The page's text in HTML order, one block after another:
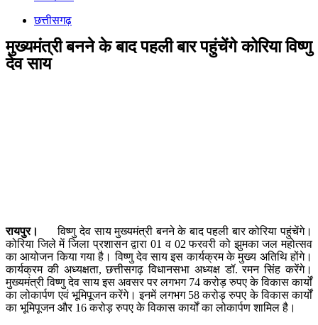
छत्तीसगढ़
मुख्यमंत्री बनने के बाद पहली बार पहुंचेंगे कोरिया विष्णु
देव साय
रायपुर।
विष्णु देव साय मुख्यमंत्री बनने के बाद पहली बार कोरिया पहुंचेंगे।
कोरिया जिले में जिला प्रशासन द्वारा 01 व 02 फरवरी को झुमका जल महोत्सव
का आयोजन किया गया है। विष्णु देव साय इस कार्यक्रम के मुख्य अतिथि होंगे।
कार्यक्रम की अध्यक्षता, छत्तीसगढ़ विधानसभा अध्यक्ष डॉ. रमन सिंह करेंगे।
मुख्यमंत्री विष्णु देव साय इस अवसर पर लगभग 74 करोड़ रुपए के विकास कार्यों
का लोकार्पण एवं भूमिपूजन करेंगे। इनमें लगभग 58 करोड़ रुपए के विकास कार्यों
का भूमिपूजन और 16 करोड़ रुपए के विकास कार्यों का लोकार्पण शामिल है।